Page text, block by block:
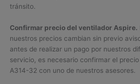
tránsito.
Confirmar precio del ventilador Aspire.
nuestros precios cambian sin previo
antes de realizar un pago por nuestros
servicio, es necesario confirmar el
A314-32 con uno de nuestros asesores.